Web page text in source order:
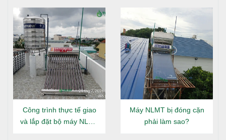
Công trình thực tế giao
và lắp đặt bộ máy NLMT
Máy NLMT bị đóng cặn
phải làm sao?